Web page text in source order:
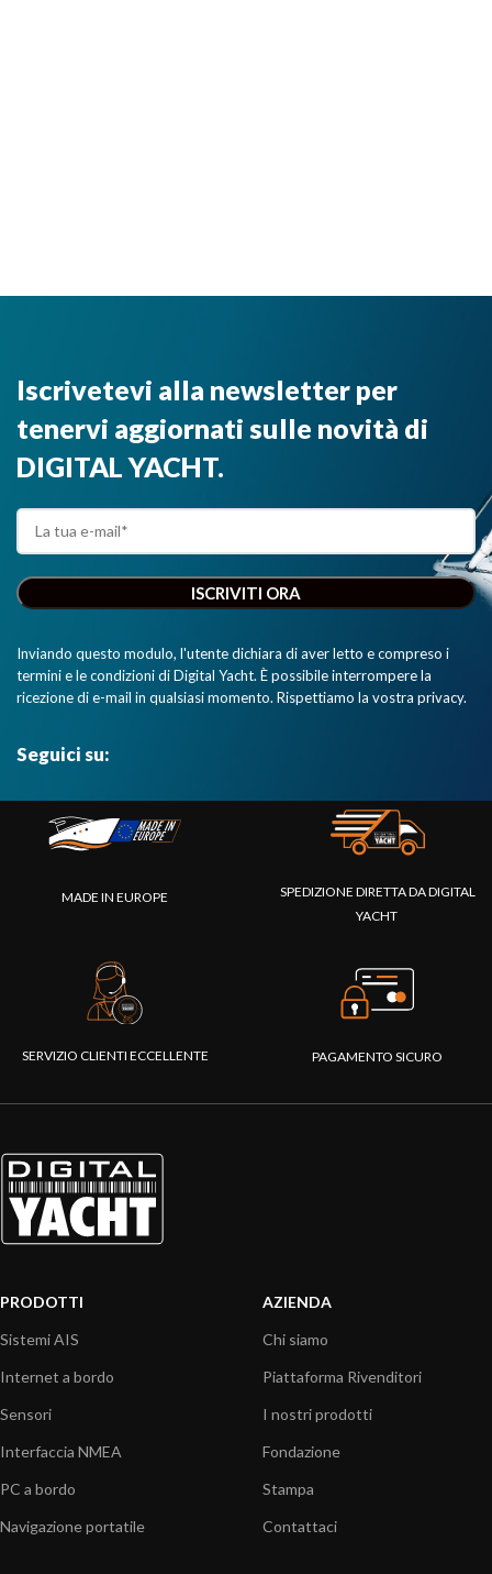
Iscrivetevi alla newsletter per
tenervi aggiornati sulle novità di
DIGITAL YACHT.
Inviando questo modulo, l'utente dichiara di aver letto e compreso i
termini e le condizioni di Digital Yacht. È possibile interrompere la
ricezione di e-mail in qualsiasi momento. Rispettiamo la vostra privacy.
Seguici su:
MADE IN EUROPE
SPEDIZIONE DIRETTA DA DIGITAL
YACHT
SERVIZIO CLIENTI ECCELLENTE PAGAMENTO SICURO
PRODOTTI
Sistemi AIS
Internet a bordo
Sensori
Interfaccia NMEA
PC a bordo
Navigazione portatile
AZIENDA
Chi siamo
Piattaforma Rivenditori
I nostri prodotti
Fondazione
Stampa
Contattaci